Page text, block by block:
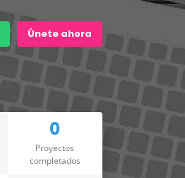
Únete ahora
0
Proyectos
completados